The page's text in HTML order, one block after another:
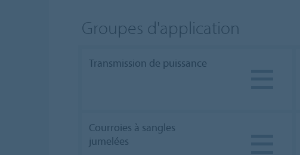
Groupes d'application
Transmission de puissance
Courroies à sangles
jumelées